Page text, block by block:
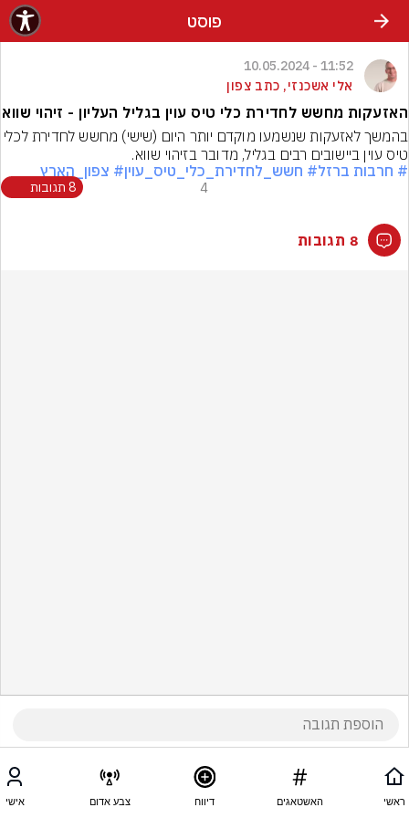
פוסט
11:52 - 10.05.2024
אלי אשכנזי, כתב צפון
האזעקות מחשש לחדירת כלי טיס עוין בגליל העליון - זיהוי שווא
טיס עוין ביישובים רבים בגליל, מדובר בזיהוי שווא.
# חרבות ברזל# חשש_לחדירת_כלי_טיס_עוין# צפון_הארץ
4 8 תגובות
8 תגובות
ראשי האשטאגים דיווח צבע אדום אישי